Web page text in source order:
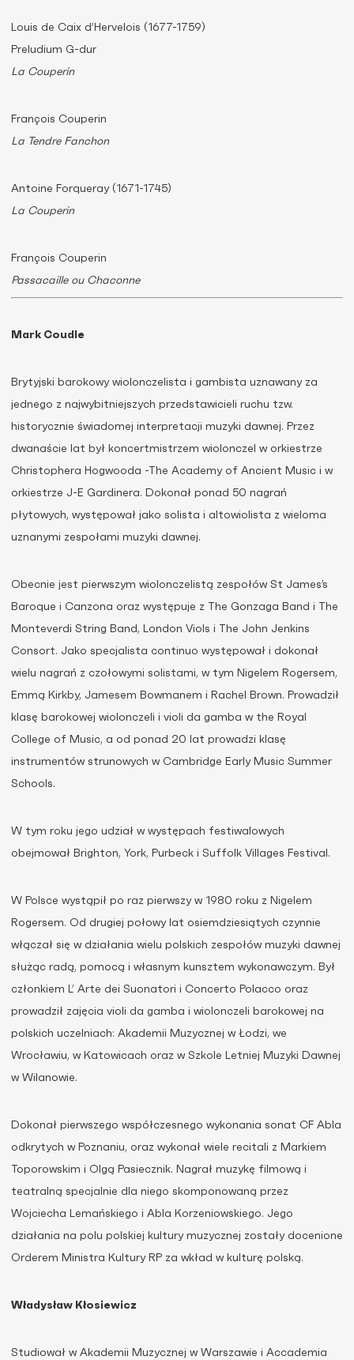
Louis de Caix d’Hervelois (1677-1759)
Preludium G-dur
La Couperin
François Couperin
La Tendre Fanchon
Antoine Forqueray (1671-1745)
La Couperin
François Couperin
Passacaille ou Chaconne
Mark Coudle
Brytyjski barokowy wiolonczelista i gambista uznawany za
jednego z najwybitniejszych przedstawicieli ruchu tzw.
historycznie świadomej interpretacji muzyki dawnej. Przez
dwanaście lat był koncertmistrzem wiolonczel w orkiestrze
Christophera Hogwooda -The Academy of Ancient Music i w
orkiestrze J-E Gardinera. Dokonał ponad 50 nagrań
płytowych, występował jako solista i altowiolista z wieloma
uznanymi zespołami muzyki dawnej.
Obecnie jest pierwszym wiolonczelistą zespołów St James’s
Baroque i Canzona oraz występuje z The Gonzaga Band i The
Monteverdi String Band, London Viols i The John Jenkins
Consort. Jako specjalista continuo występował i dokonał
wielu nagrań z czołowymi solistami, w tym Nigelem Rogersem,
Emmą Kirkby, Jamesem Bowmanem i Rachel Brown. Prowadził
klasę barokowej wiolonczeli i violi da gamba w the Royal
College of Music, a od ponad 20 lat prowadzi klasę
instrumentów strunowych w Cambridge Early Music Summer
Schools.
W tym roku jego udział w występach festiwalowych
obejmował Brighton, York, Purbeck i Suffolk Villages Festival.
W Polsce wystąpił po raz pierwszy w 1980 roku z Nigelem
Rogersem. Od drugiej połowy lat osiemdziesiątych czynnie
włączał się w działania wielu polskich zespołów muzyki dawnej
służąc radą, pomocą i własnym kunsztem wykonawczym. Był
członkiem L’ Arte dei Suonatori i Concerto Polacco oraz
prowadził zajęcia violi da gamba i wiolonczeli barokowej na
polskich uczelniach: Akademii Muzycznej w Łodzi, we
Wrocławiu, w Katowicach oraz w Szkole Letniej Muzyki Dawnej
w Wilanowie.
Dokonał pierwszego współczesnego wykonania sonat CF Abla
odkrytych w Poznaniu, oraz wykonał wiele recitali z Markiem
Toporowskim i Olgą Pasiecznik. Nagrał muzykę filmową i
teatralną specjalnie dla niego skomponowaną przez
Wojciecha Lemańskiego i Abla Korzeniowskiego. Jego
działania na polu polskiej kultury muzycznej zostały docenione
Orderem Ministra Kultury RP za wkład w kulturę polską.
Władysław Kłosiewicz
Studiował w Akademii Muzycznej w Warszawie i Accademia